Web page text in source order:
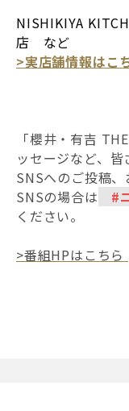
NISHIKIYA
店 など
>実店舗情報はこ
「櫻井・有吉
ッセージなど、
SNSへのご投稿、
SNSの場合は #
ください。
>番組HPはこちら